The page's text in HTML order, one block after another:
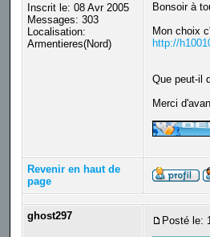
Inscrit le: 08 Avr 2005
Messages: 303
Localisation:
Armentieres(Nord)
Bonsoir à
Mon choix
http://
Que peut-il
Merci
Revenir en haut de
page
ghost297 Posté le: